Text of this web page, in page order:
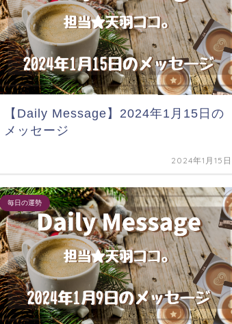
【Daily Message】2024年1月15日の
メッセージ
2024年1月15日
毎日の運勢